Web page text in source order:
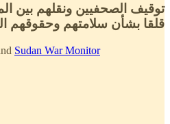
توقيف الصحفيين ونقلهم بين
قلقا بشأن سلامتهم وحقوقهم
Sudan War Monitor